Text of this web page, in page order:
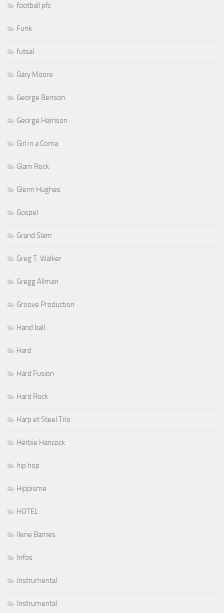
football pfc
Funk
futsal
Gary Moore
George Benson
George Harrison
Girl in a Coma
Glam Rock
Glenn Hughes
Gospel
Grand Slam
Greg T. Walker
Gregg Allman
Groove Production
Hand ball
Hard
Hard Fusion
Hard Rock
Harp et Steel Trio
Herbie Hancock
hip hop
Hippisme
HOTEL
Ilene Barnes
Infos
Instrumental
Instrumental